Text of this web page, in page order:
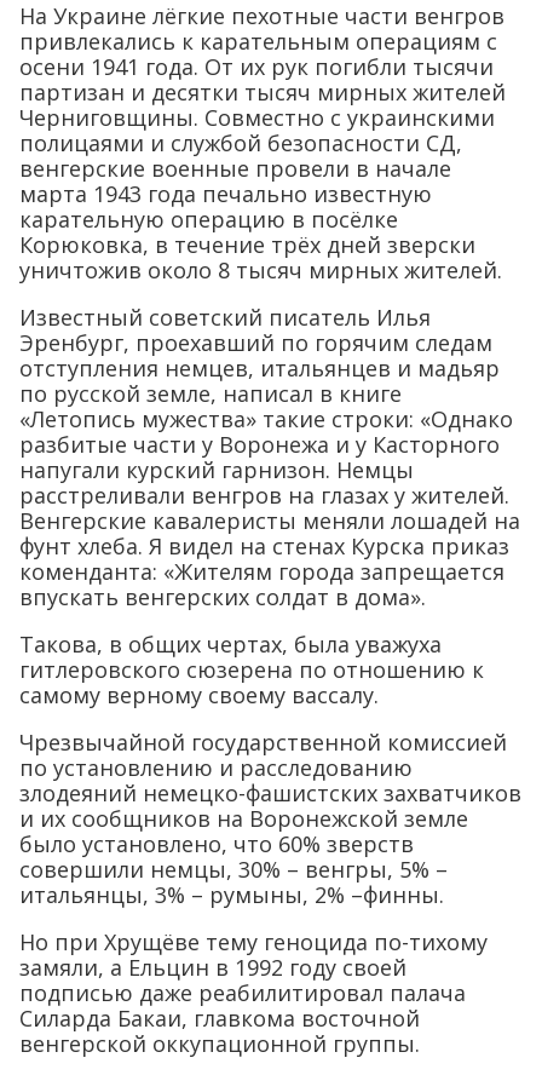
На Украине лёгкие пехотные части венгров
привлекались к карательным операциям с
осени 1941 года. От их рук погибли тысячи
партизан и десятки тысяч мирных жителей
Черниговщины. Совместно с украинскими
полицаями и службой безопасности СД,
венгерские военные провели в начале
марта 1943 года печально известную
карательную операцию в посёлке
Корюковка, в течение трёх дней зверски
уничтожив около 8 тысяч мирных жителей.
Известный советский писатель Илья
Эренбург, проехавший по горячим следам
отступления немцев, итальянцев и мадьяр
по русской земле, написал в книге
«Летопись мужества» такие строки: «Однако
разбитые части у Воронежа и у Касторного
напугали курский гарнизон. Немцы
расстреливали венгров на глазах у жителей.
Венгерские кавалеристы меняли лошадей на
фунт хлеба. Я видел на стенах Курска приказ
коменданта: «Жителям города запрещается
впускать венгерских солдат в дома».
Такова, в общих чертах, была уважуха
гитлеровского сюзерена по отношению к
самому верному своему вассалу.
Чрезвычайной государственной комиссией
по установлению и расследованию
злодеяний немецко-фашистских захватчиков
и их сообщников на Воронежской земле
было установлено, что 60% зверств
совершили немцы, 30% – венгры, 5% –
итальянцы, 3% – румыны, 2% –финны.
Но при Хрущёве тему геноцида по-тихому
замяли, а Ельцин в 1992 году своей
подписью даже реабилитировал палача
Силарда Бакаи, главкома восточной
венгерской оккупационной группы.